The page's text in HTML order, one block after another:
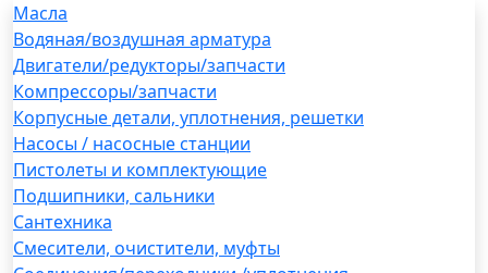
Масла
Водяная/воздушная арматура
Двигатели/редукторы/запчасти
Компрессоры/запчасти
Корпусные детали, уплотнения, решетки
Насосы / насосные станции
Пистолеты и комплектующие
Подшипники, сальники
Сантехника
Смесители, очистители, муфты